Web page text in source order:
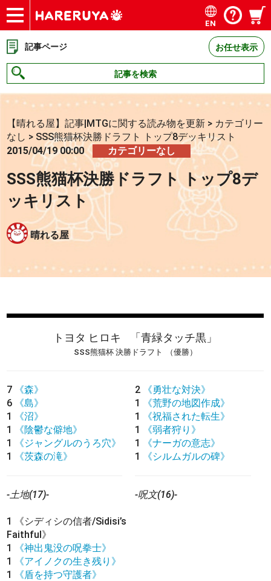
ショップ
買取
記事
デッキ検索
デッキ構築
選手一覧
店舗一覧
イベント
お問い合わせ
EN
記事ページ お任せ表示
記事を検索
【晴れる屋】記事|MTGに関する読み物を更新 > カテゴリー
なし > SSS熊猫杯決勝ドラフト トップ8デッキリスト
2015/04/19 00:00
カテゴリーなし
SSS熊猫杯決勝ドラフト トップ8デ
ッキリスト
晴れる屋
トヨタ ヒロキ 「青緑タッチ黒」
SSS熊猫杯 決勝ドラフト （優勝）
7
《森》
6
《島》
1
《沼》
1
《陰鬱な僻地》
1
《ジャングルのうろ穴》
1
《茨森の滝》
-土地(17)-
1
《シディシの信者/Sidisi’s
Faithful》
1
《神出鬼没の呪拳士》
1
《アイノクの生き残り》
1
《盾を持つ守護者》
2
《勇壮な対決》
1
《荒野の地図作成》
1
《祝福された転生》
1
《弱者狩り》
1
《ナーガの意志》
1
《シルムガルの碑》
-呪文(16)-